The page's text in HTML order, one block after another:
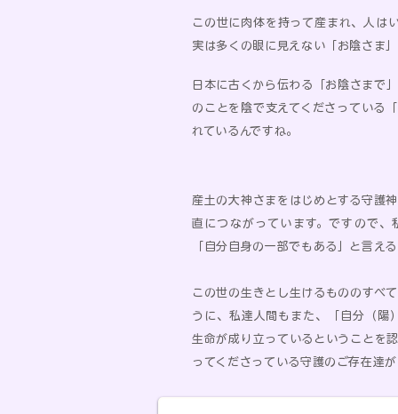
この世に肉体を持って産まれ、人は
実は多くの眼に見えない「お陰さま
日本に古くから伝わる「お陰さまで
のことを陰で支えてくださっている
れているんですね。
産土の大神さまをはじめとする守護
直につながっています。ですので、
「自分自身の一部でもある」と言え
この世の生きとし生けるもののすべ
うに、私達人間もまた、「自分（
生命が成り立っているということを
ってくださっている守護のご存在達